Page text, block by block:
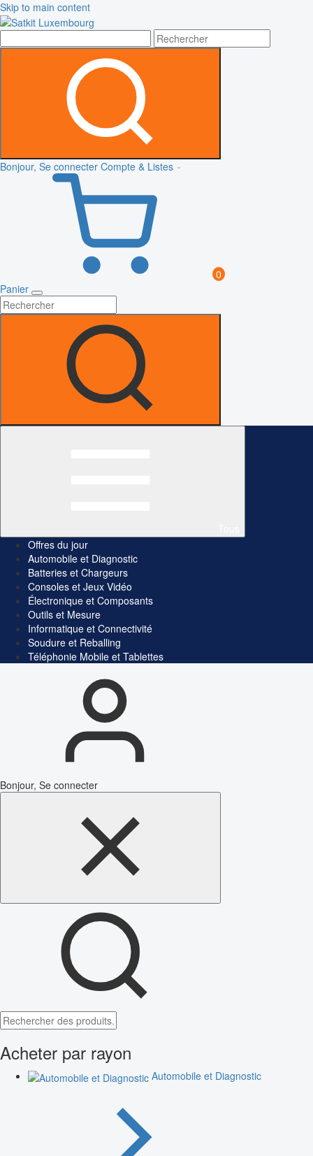
Skip to main content
Bonjour, Se connecter Compte & Listes
0
Panier
Offres du jour
Automobile et Diagnostic
Batteries et Chargeurs
Consoles et Jeux Vidéo
Électronique et Composants
Outils et Mesure
Informatique et Connectivité
Soudure et Reballing
Téléphonie Mobile et Tablettes
Bonjour, Se connecter
Acheter par rayon
Automobile et Diagnostic